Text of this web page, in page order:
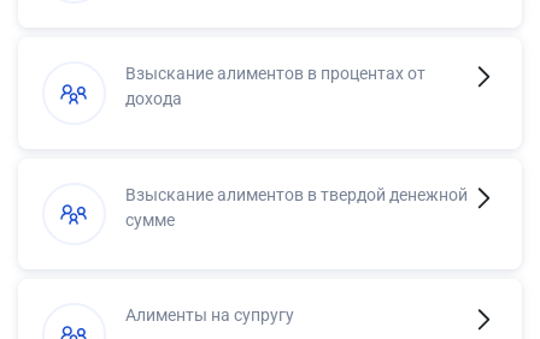
Взыскание алиментов в процентах от
дохода
Взыскание алиментов в твердой денежной
сумме
Алименты на супругу